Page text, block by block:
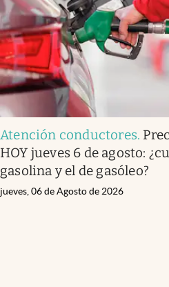
Atención conductores.
HOY jueves 6 de agosto:
gasolina y el de gasóleo?
jueves, 06 de Agosto de 2026